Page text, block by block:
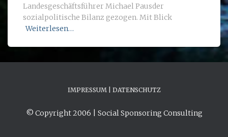
Landesgeschäftsführer Michael Pausder
sozialpolitische Bilanz gezogen. Mit Blick
Weiterlesen…
IMPRESSUM | DATENSCHUTZ
© Copyright 2006 | Social Sponsoring Consulting